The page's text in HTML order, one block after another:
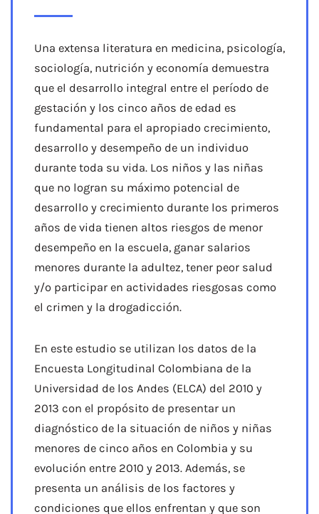
Una extensa literatura en medicina, psicología,
sociología, nutrición y economía demuestra
que el desarrollo integral entre el período de
gestación y los cinco años de edad es
fundamental para el apropiado crecimiento,
desarrollo y desempeño de un individuo
durante toda su vida. Los niños y las niñas
que no logran su máximo potencial de
desarrollo y crecimiento durante los primeros
años de vida tienen altos riesgos de menor
desempeño en la escuela, ganar salarios
menores durante la adultez, tener peor salud
y/o participar en actividades riesgosas como
el crimen y la drogadicción.
En este estudio se utilizan los datos de la
Encuesta Longitudinal Colombiana de la
Universidad de los Andes (ELCA) del 2010 y
2013 con el propósito de presentar un
diagnóstico de la situación de niños y niñas
menores de cinco años en Colombia y su
evolución entre 2010 y 2013. Además, se
presenta un análisis de los factores y
condiciones que ellos enfrentan y que son